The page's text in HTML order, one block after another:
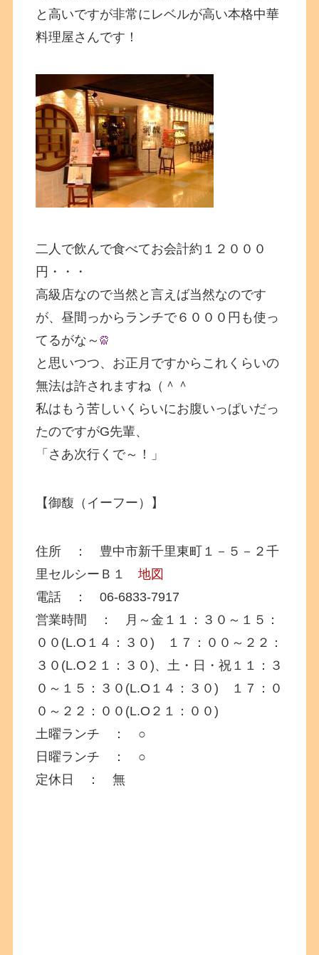
と高いですが非常にレベルが高い本格中華
料理屋さんです！
二人で飲んで食べてお会計約１２０００
円・・・
高級店なので当然と言えば当然なのです
が、昼間っからランチで６０００円も使っ
てるがな～
と思いつつ、お正月ですからこれくらいの
無法は許されますね（＾＾
私はもう苦しいくらいにお腹いっぱいだっ
たのですがG先輩、
「さあ次行くで～！」
【御馥（イーフー）】
住所 ： 豊中市新千里東町１－５－２千
里セルシーＢ１地図
電話 ： 06-6833-7917
営業時間 ： 月～金１１：３０～１５：
００(L.O１４：３０) １７：００～２２：
３０(L.O２１：３０)、土・日・祝１１：３
０～１５：３０(L.O１４：３０) １７：０
０～２２：００(L.O２１：００)
土曜ランチ ： ○
日曜ランチ ： ○
定休日 ： 無